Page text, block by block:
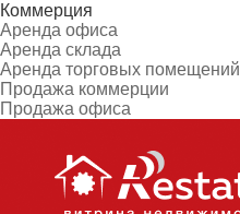
Коммерция
Аренда офиса
Аренда склада
Аренда торговых помещений
Продажа коммерции
Продажа офиса